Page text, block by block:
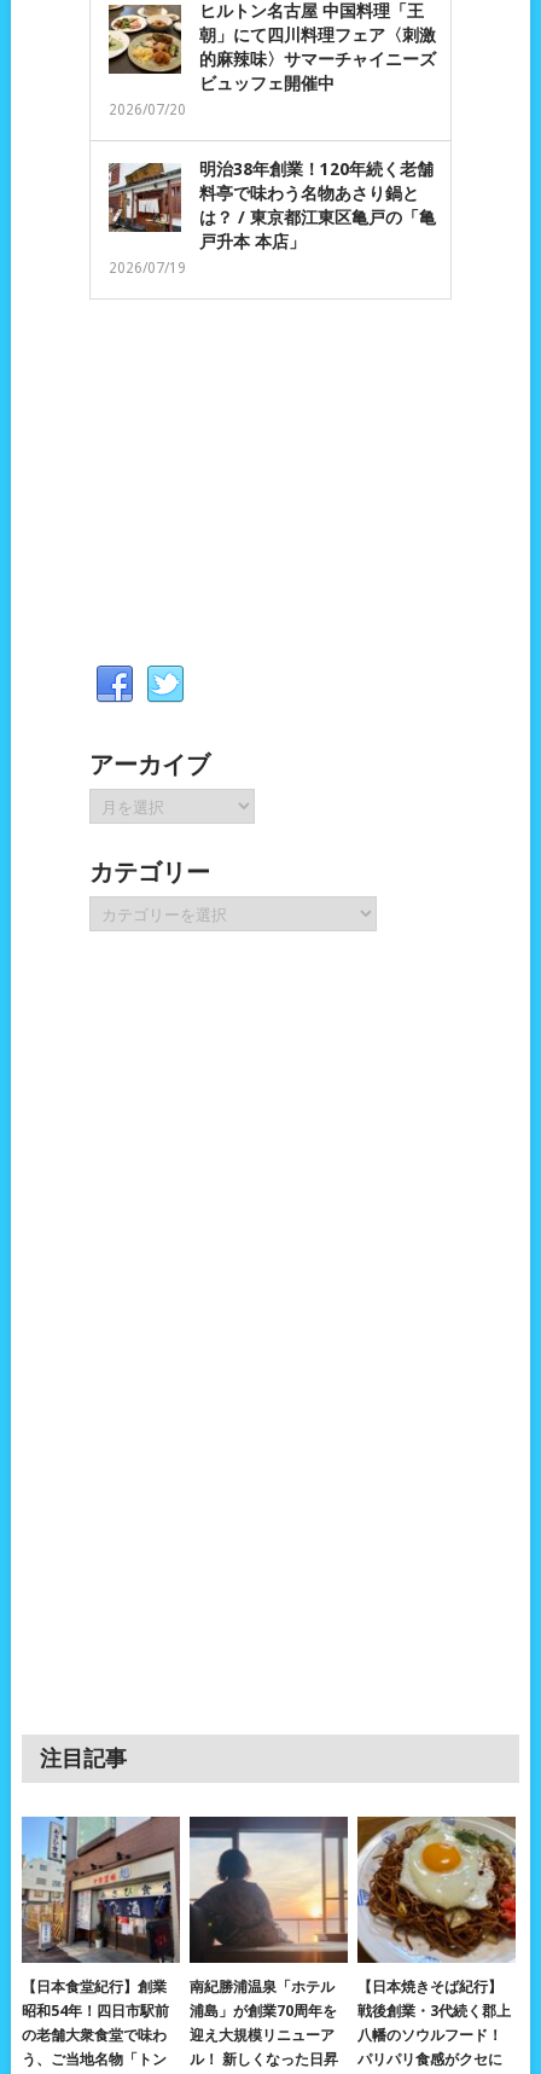
ヒルトン名古屋 中国料理「王
朝」にて四川料理フェア〈刺激
的麻辣味〉サマーチャイニーズ
ビュッフェ開催中
2026/07/20
明治38年創業！120年続く老舗
料亭で味わう名物あさり鍋と
は？ / 東京都江東区亀戸の「亀
戸升本 本店」
2026/07/19
アーカイブ
ー
イ
ブ
カテゴリー
テ
注目記事
【日本食堂紀行】創業
昭和54年！四日市駅前
の老舗大衆食堂で味わ
う、ご当地名物「トン
南紀勝浦温泉「ホテル
浦島」が創業70周年を
迎え大規模リニューア
ル！ 新しくなった日昇
【日本焼きそば紀行】
戦後創業・3代続く郡上
八幡のソウルフード！
パリパリ食感がクセに